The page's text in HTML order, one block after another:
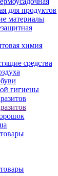
для продуктов
материалы
химия
средства
гигиены